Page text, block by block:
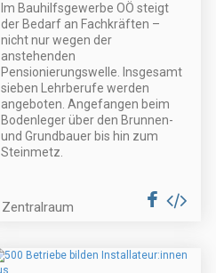
Im Bauhilfsgewerbe OÖ steigt
der Bedarf an Fachkräften –
nicht nur wegen der
anstehenden
Pensionierungswelle. Insgesamt
sieben Lehrberufe werden
angeboten. Angefangen beim
Bodenleger über den Brunnen-
und Grundbauer bis hin zum
Steinmetz.
Zentralraum